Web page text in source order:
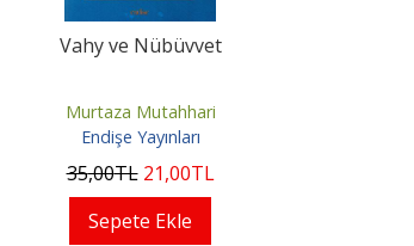
Vahy ve Nübüvvet
Murtaza Mutahhari
Endişe Yayınları
35,00TL 21,00TL
Sepete Ekle